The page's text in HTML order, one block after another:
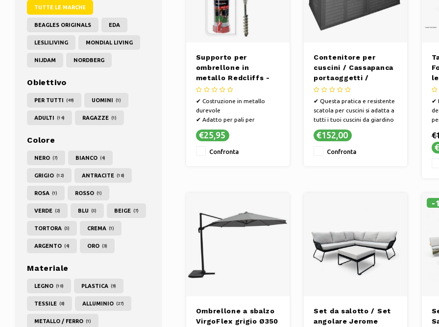
TUTTE LE MARCHE
BEAGLES ORIGINALS EDA
LESLILIVING MONDIAL LIVING
NIJDAM NORDBERG
Obiettivo
PER TUTTI (49) UOMINI (1)
ADULTI (14) RAGAZZE (1)
Colore
NERO (7) BIANCO (4)
GRIGIO (12) ANTRACITE (18)
ROSA (1) ROSSO (1)
VERDE (2) BLU (5) BEIGE (7)
TORTORA (5) CREMA (1)
ARGENTO (4) ORO (3)
Materiale
LEGNO (10) PLASTICA (9)
TESSILE (8) ALLUMINIO (27)
METALLO / FERRO (1)
Supporto per
ombrellone in
metallo Redcliffs -
per ombrelloni da 25
a 55 mm
✔ Costruzione in metallo
durevole
✔ Adatto per pali per
ombrelloni da 25 a 55 mm
✔ Facile da regolare e fissare
€25,95
Confronta
Contenitore per
cuscini / Cassapanca
portaoggetti /
Contenitore per
cuscini da giardino,
tra le altre cose,
750L - 155 x 66 x 80
cm - Nero
✔ Questa pratica e resistente
scatola per cuscini si adatta a
tutti i tuoi cuscini da giardino
✔ Dimensioni 155x66x80 cm
✔ Colore nero
€152,00
Confronta
✔
✔
Ombrellone a sbalzo
VirgoFlex grigio Ø350
Set da salotto / Set
angolare Jerome
-